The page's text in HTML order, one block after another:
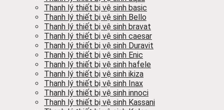
Thanh lý thiết bị vệ sinh basic
Thanh lý thiết bị vệ sinh Bello
Thanh lý thiết bị vệ sinh bravat
Thanh lý thiết bị vệ sinh caesar
Thanh lý thiết bị vệ sinh Duravit
Thanh lý thiết bị vệ sinh Enic
Thanh lý thiết bị vệ sinh hafele
Thanh lý thiết bị vệ sinh ikiza
Thanh lý thiết bị vệ sinh Inax
Thanh lý thiết bị vệ sinh innoci
Thanh lý thiết bị vệ sinh Kassani